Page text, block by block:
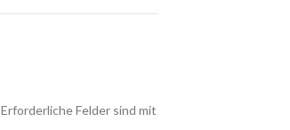
Erforderliche Felder sind mit